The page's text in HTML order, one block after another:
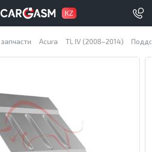
KZ
Acura TL IV (2008–2014)